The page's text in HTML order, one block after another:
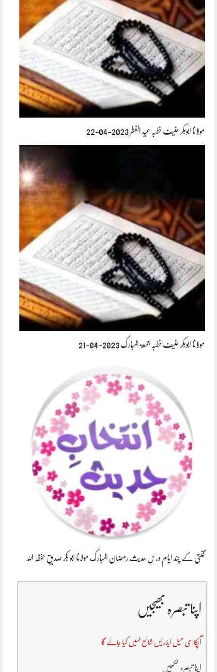
مولانا ابوبکر حنیف خطبہ عید الفطر 2023-04-22
مولانا ابوبکر حنیف خطبہ جمعۃ المبارک 2023-04-21
گنتی کے چند ایام درسِ حدیث رمضان المبارک مولانا ابو بکر صدیق حفظہ اللہ
اپنا تبصرہ بھیجیں
آپکا ای میل ایڈریس شائع نہیں کیا جائے گا
اپنا تبصرہ لکھیں